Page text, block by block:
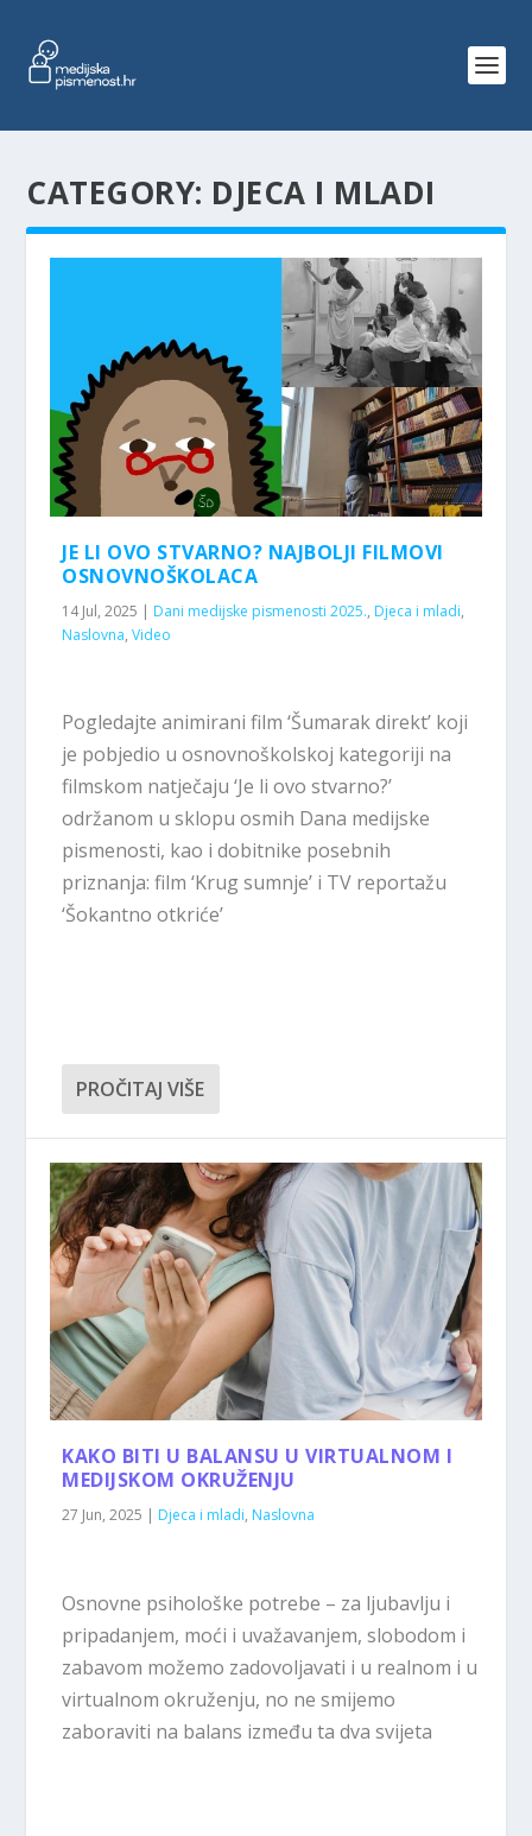
CATEGORY: DJECA I MLADI
JE LI OVO STVARNO? NAJBOLJI FILMOVI
OSNOVNOŠKOLACA
14 Jul, 2025 | Dani medijske pismenosti 2025., Djeca i mladi,
Naslovna,Video
Pogledajte animirani film ‘Šumarak direkt’ koji
je pobjedio u osnovnoškolskoj kategoriji na
filmskom natječaju ‘Je li ovo stvarno?’
održanom u sklopu osmih Dana medijske
pismenosti, kao i dobitnike posebnih
priznanja: film ‘Krug sumnje’ i TV reportažu
‘Šokantno otkriće’
PROČITAJ VIŠE
KAKO BITI U BALANSU U VIRTUALNOM I
MEDIJSKOM OKRUŽENJU
27 Jun, 2025 | Djeca i mladi, Naslovna
Osnovne psihološke potrebe – za ljubavlju i
pripadanjem, moći i uvažavanjem, slobodom i
zabavom možemo zadovoljavati i u realnom i u
virtualnom okruženju, no ne smijemo
zaboraviti na balans između ta dva svijeta